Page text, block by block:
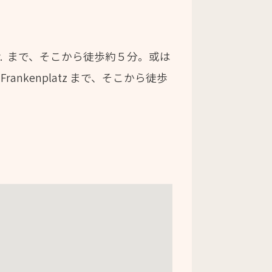
で、そこから徒歩約５分。或は
まで、そこから徒歩